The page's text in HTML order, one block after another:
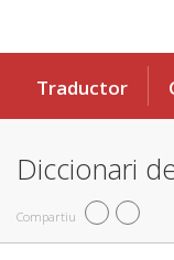
Traductor
Diccionari
Compartiu